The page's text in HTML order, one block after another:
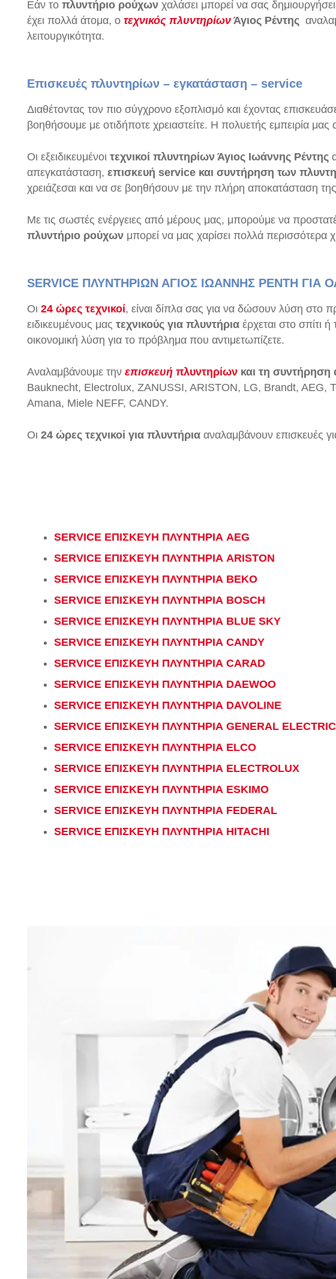
Εάν το πλυντήριο ρούχων χαλάσει μπορεί να σας
έχει πολλά άτομα, ο τεχνικός πλυντηρίων Άγιος Ρέντης
λειτουργικότητα.
Επισκευές πλυντηρίων – εγκατάσταση – service
Διαθέτοντας τον πιο σύγχρονο εξοπλισμό και έχοντας
βοηθήσουμε με οτιδήποτε χρειαστείτε. Η πολυετής εμπειρία μας
Οι εξειδικευμένοι τεχνικοί πλυντηρίων Άγιος Ιωάννης Ρέντης
απεγκατάσταση, επισκευή service και συντήρηση των
χρειάζεσαι και να σε βοηθήσουν με την πλήρη αποκατάσταση
Με τις σωστές ενέργειες από μέρους μας, μπορούμε να
πλυντήριο ρούχων μπορεί να μας χαρίσει πολλά περισσότερα
SERVICE ΠΛΥΝΤΗΡΙΩΝ ΑΓΙΟΣ ΙΩΑΝΝΗΣ ΡΕΝΤΗ ΓΙΑ
Οι 24 ώρες τεχνικοί, είναι δίπλα σας για να δώσουν λύση στο
ειδικευμένους μας τεχνικούς για πλυντήρια έρχεται στο σπίτι
οικονομική λύση για το πρόβλημα που αντιμετωπίζετε.
Αναλαμβάνουμε την επισκευή πλυντηρίων και τη συντήρηση
Bauknecht, Electrolux, ZANUSSI, ARISTON, LG, Brandt, AEG,
Amana, Miele NEFF, CANDY.
Οι 24 ώρες τεχνικοί για πλυντήρια αναλαμβάνουν επισκευές
SERVICE ΕΠΙΣΚΕΥΗ ΠΛΥΝΤΗΡΙΑ AEG
SERVICE ΕΠΙΣΚΕΥΗ ΠΛΥΝΤΗΡΙΑ ARISTON
SERVICE ΕΠΙΣΚΕΥΗ ΠΛΥΝΤΗΡΙΑ BEKO
SERVICE ΕΠΙΣΚΕΥΗ ΠΛΥΝΤΗΡΙΑ BOSCH
SERVICE ΕΠΙΣΚΕΥΗ ΠΛΥΝΤΗΡΙΑ BLUE SKY
SERVICE ΕΠΙΣΚΕΥΗ ΠΛΥΝΤΗΡΙΑ CANDY
SERVICE ΕΠΙΣΚΕΥΗ ΠΛΥΝΤΗΡΙΑ CARAD
SERVICE ΕΠΙΣΚΕΥΗ ΠΛΥΝΤΗΡΙΑ DAEWOO
SERVICE ΕΠΙΣΚΕΥΗ ΠΛΥΝΤΗΡΙΑ DAVOLINE
SERVICE ΕΠΙΣΚΕΥΗ ΠΛΥΝΤΗΡΙΑ GENERAL ELECTRIC
SERVICE ΕΠΙΣΚΕΥΗ ΠΛΥΝΤΗΡΙΑ ELCO
SERVICE ΕΠΙΣΚΕΥΗ ΠΛΥΝΤΗΡΙΑ ELECTROLUX
SERVICE ΕΠΙΣΚΕΥΗ ΠΛΥΝΤΗΡΙΑ ESKIMO
SERVICE ΕΠΙΣΚΕΥΗ ΠΛΥΝΤΗΡΙΑ FEDERAL
SERVICE ΕΠΙΣΚΕΥΗ ΠΛΥΝΤΗΡΙΑ HITACHI